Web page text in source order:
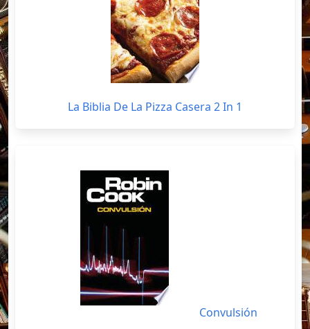
La Biblia De La Pizza Casera 2 In 1
Convulsión